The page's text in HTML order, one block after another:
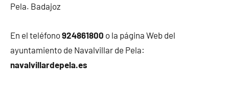
Pela. Badajoz
En el teléfono924861800 o la página Web del
ayuntamiento de Navalvillar de Pela:
navalvillardepela.es